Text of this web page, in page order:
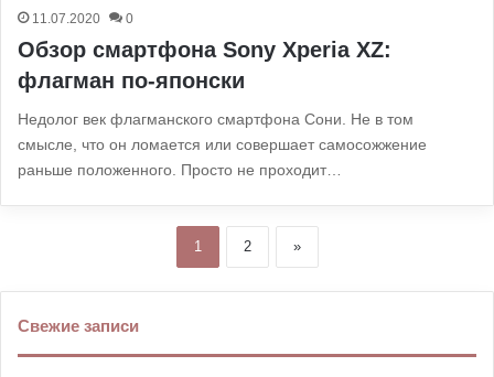
11.07.2020 0
Обзор смартфона Sony Xperia XZ:
флагман по-японски
Недолог век флагманского смартфона Сони. Не в том
смысле, что он ломается или совершает самосожжение
раньше положенного. Просто не проходит…
1 2 »
Свежие записи